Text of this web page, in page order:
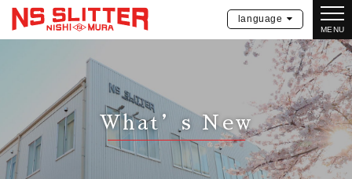
MENU
language
What’s New